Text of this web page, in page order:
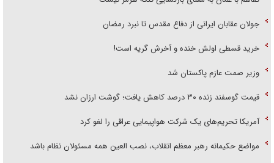
جولان عقابان ایرانی از دفاع مقدس تا نبرد رمضان
خرید قسطی اولش خنده و آخرش گریه است!
وزیر صمت عازم پاکستان شد
قیمت گوسفند زنده ۳۰ درصد کاهش یافت؛ گوشت ارزان نشد
آمریکا تحریم‌های یک شرکت هواپیمایی عراقی را لغو کرد
مواضع حکیمانه رهبر معظم انقلاب، نصب العین همه مسئولان نظام باشد